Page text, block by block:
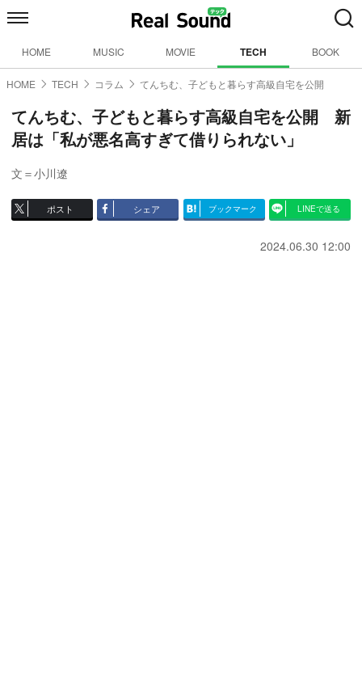
HOME MUSIC MOVIE TECH BOOK
HOME TECH コラム てんちむ、子どもと暮らす高級自宅を公開
てんちむ、子どもと暮らす高級自宅を公開 新
居は「私が悪名高すぎて借りられない」
文＝小川遼
ポスト シェア ブックマーク LINEで送る
2024.06.30 12:00